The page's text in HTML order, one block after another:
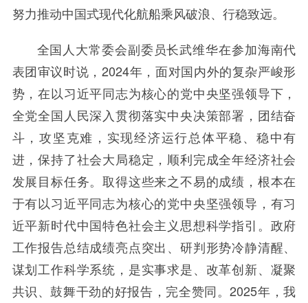
努力推动中国式现代化航船乘风破浪、行稳致远。
全国人大常委会副委员长武维华在参加海南代
表团审议时说，2024年，面对国内外的复杂严峻形
势，在以习近平同志为核心的党中央坚强领导下，
全党全国人民深入贯彻落实中央决策部署，团结奋
斗，攻坚克难，实现经济运行总体平稳、稳中有
进，保持了社会大局稳定，顺利完成全年经济社会
发展目标任务。取得这些来之不易的成绩，根本在
于有以习近平同志为核心的党中央坚强领导，有习
近平新时代中国特色社会主义思想科学指引。政府
工作报告总结成绩亮点突出、研判形势冷静清醒、
谋划工作科学系统，是实事求是、改革创新、凝聚
共识、鼓舞干劲的好报告，完全赞同。2025年，我